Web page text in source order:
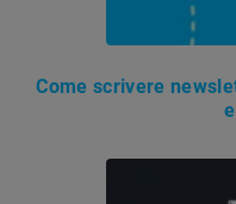
Come scrivere